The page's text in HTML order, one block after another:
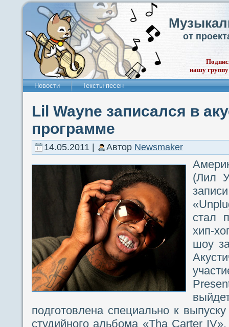
от
нашу
Новости Тексты песен
Lil Wayne записался в
программе
14.05.2011 | Автор Newsmaker
(Лил
стал
хип-
шоу
подготовлена специально к
студийного альбома «Tha Carter